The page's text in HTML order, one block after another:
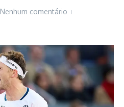
Nenhum comentário